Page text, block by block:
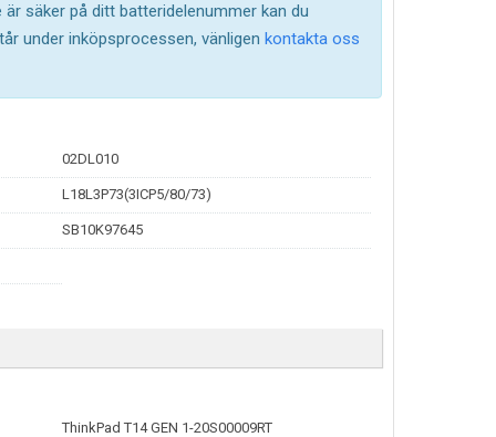
säker på ditt batteridelenummer kan du
under inköpsprocessen, vänligen kontakta oss
02DL010
L18L3P73(3ICP5/80/73)
SB10K97645
ThinkPad T14 GEN 1-20S00009RT